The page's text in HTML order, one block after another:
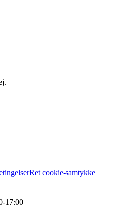
Ret cookie-samtykke
-17:00